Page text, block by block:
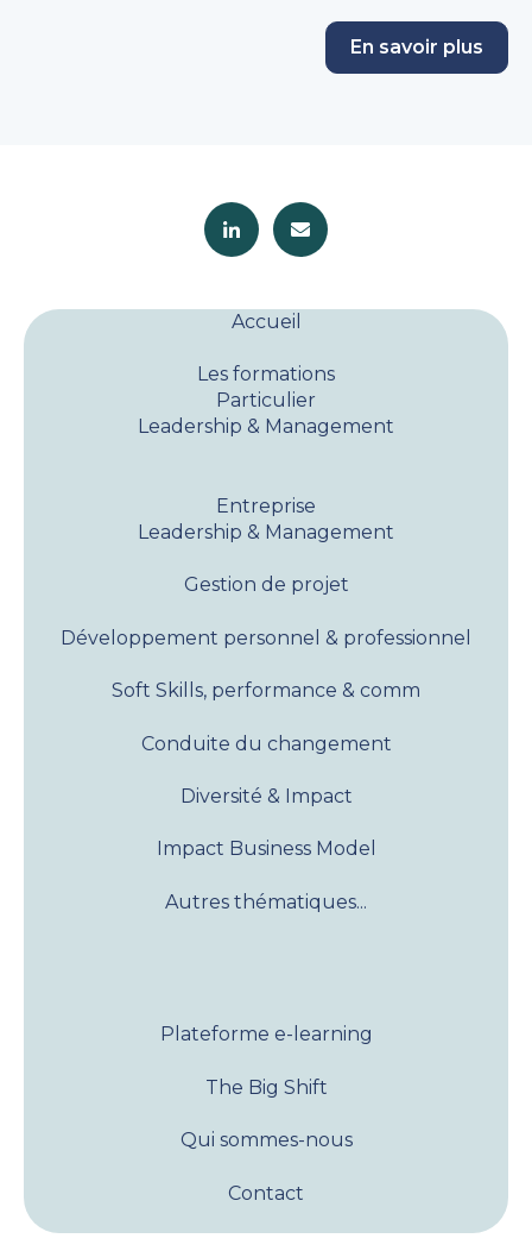
En savoir plus
Accueil
Les formations
Particulier
Leadership & Management
Entreprise
Leadership & Management
Gestion de projet
Développement personnel & professionnel
Soft Skills, performance & comm
Conduite du changement
Diversité & Impact
Impact Business Model
Autres thématiques...
Plateforme e-learning
The Big Shift
Qui sommes-nous
Contact